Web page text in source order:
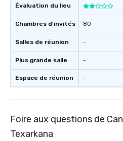
Évaluation du lieu
Chambres d'invités
Salles de réunion
Plus grande salle
Espace de réunion
80
-
-
-
Foire aux questions de
Texarkana